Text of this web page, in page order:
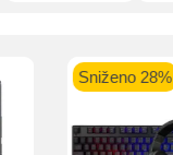
Sniženo 28%